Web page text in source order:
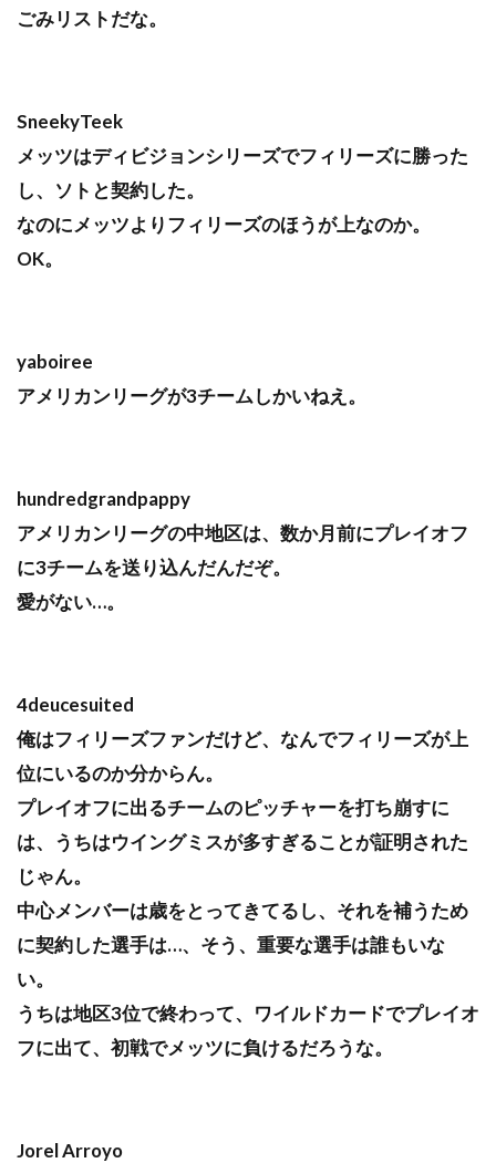
ごみリストだな。
SneekyTeek
メッツはディビジョンシリーズでフィリーズに勝った
し、ソトと契約した。
なのにメッツよりフィリーズのほうが上なのか。
OK。
yaboiree
アメリカンリーグが3チームしかいねえ。
hundredgrandpappy
アメリカンリーグの中地区は、数か月前にプレイオフ
に3チームを送り込んだんだぞ。
愛がない…。
4deucesuited
俺はフィリーズファンだけど、なんでフィリーズが上
位にいるのか分からん。
プレイオフに出るチームのピッチャーを打ち崩すに
は、うちはウイングミスが多すぎることが証明された
じゃん。
中心メンバーは歳をとってきてるし、それを補うため
に契約した選手は…、そう、重要な選手は誰もいな
い。
うちは地区3位で終わって、ワイルドカードでプレイオ
フに出て、初戦でメッツに負けるだろうな。
Jorel Arroyo